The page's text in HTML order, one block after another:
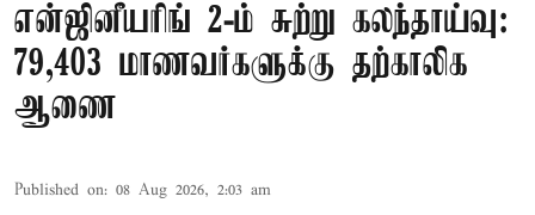
என்ஜினீயரிங் 2-ம் சுற்று கலந்தாய்வு:
79,403 மாணவர்களுக்கு தற்காலிக
ஆணை
Published on: 08 Aug 2026, 2:03 am